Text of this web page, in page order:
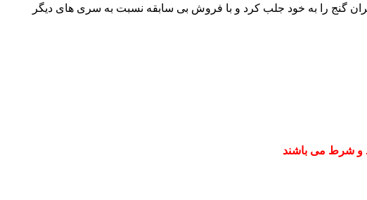
گنج را به خود جلب کرد و با فروش بی سابقه نسبت به سری های دیگر
و شرط می باشند